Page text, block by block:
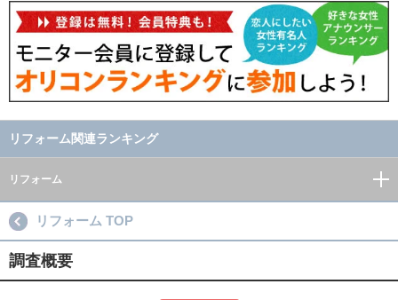
リフォーム関連ランキング
リフォーム
リフォーム TOP
調査概要